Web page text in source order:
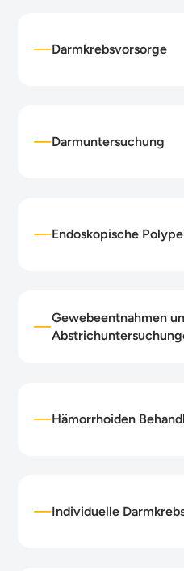
Darmkrebsvorsorge
Darmuntersuchung
Endoskopische
Gewebeentnahmen
Hämorrhoiden
Individuelle